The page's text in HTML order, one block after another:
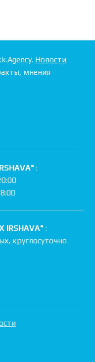
Новости
мнения
:
IRSHAVA" :
круглосуточно